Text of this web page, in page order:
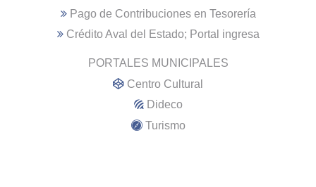
Pago de Contribuciones en Tesorería
Crédito Aval del Estado; Portal ingresa
PORTALES MUNICIPALES
Centro Cultural
Dideco
Turismo